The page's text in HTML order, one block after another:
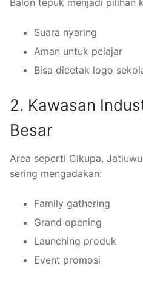
Balon tepuk menjadi pilihan
Suara nyaring
Aman untuk pelajar
Bisa dicetak logo
2. Kawasan
Besar
Area seperti Cikupa,
sering mengadakan:
Family gathering
Grand opening
Launching produk
Event promosi